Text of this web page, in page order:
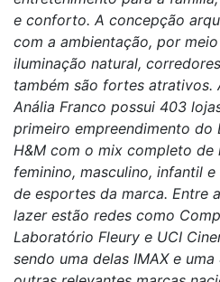
e conforto. A concepção
com a ambientação, por
iluminação natural,
também são fortes atrativos.
Anália Franco possui 403
primeiro empreendimento do
H&M com o mix completo de
feminino, masculino, infantil
de esportes da marca. Entre
lazer estão redes como
Laboratório Fleury e UCI
sendo uma delas IMAX e